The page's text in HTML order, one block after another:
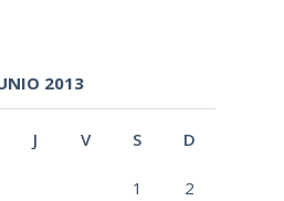
2013
J V S D
1 2